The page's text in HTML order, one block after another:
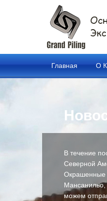
Главная О
В течение
Северной
Окрашенные
можем